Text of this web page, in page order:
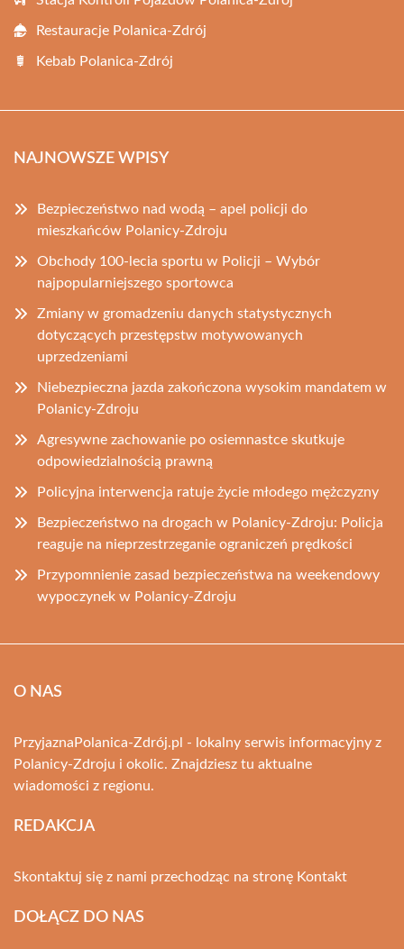
Restauracje Polanica-Zdrój
Kebab Polanica-Zdrój
NAJNOWSZE WPISY
Bezpieczeństwo nad wodą – apel policji do
mieszkańców Polanicy-Zdroju
Obchody 100-lecia sportu w Policji – Wybór
najpopularniejszego sportowca
Zmiany w gromadzeniu danych statystycznych
dotyczących przestępstw motywowanych
uprzedzeniami
Niebezpieczna jazda zakończona wysokim mandatem w
Polanicy-Zdroju
Agresywne zachowanie po osiemnastce skutkuje
odpowiedzialnością prawną
Policyjna interwencja ratuje życie młodego mężczyzny
Bezpieczeństwo na drogach w Polanicy-Zdroju: Policja
reaguje na nieprzestrzeganie ograniczeń prędkości
Przypomnienie zasad bezpieczeństwa na weekendowy
wypoczynek w Polanicy-Zdroju
O NAS
PrzyjaznaPolanica-Zdrój.pl - lokalny serwis informacyjny z
Polanicy-Zdroju i okolic. Znajdziesz tu aktualne
wiadomości z regionu.
REDAKCJA
Skontaktuj się z nami przechodząc na stronę Kontakt
DOŁĄCZ DO NAS